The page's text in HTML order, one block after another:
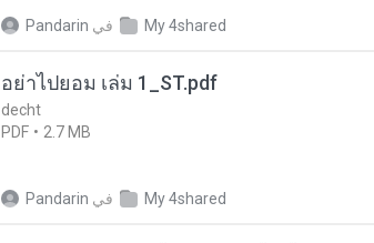
Pandarin في My 4shared
อย่าไปยอม เล่ม 1_ST.pdf
decht
PDF
2.7 MB
Pandarin في My 4shared